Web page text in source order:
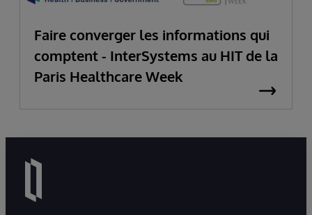
Faire converger les informations qui
comptent - InterSystems au HIT de la
Paris Healthcare Week